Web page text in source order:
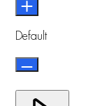
Default